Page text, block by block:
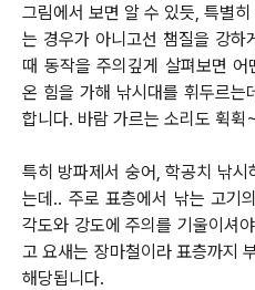
그림에서 보면 알 수 있듯, 특별
는 경우가 아니고선 챔질을 강하
때 동작을 주의깊게 살펴보면
온 힘을 가해 낚시대를 휘두르는
합니다. 바람 가르는 소리도 휙
특히 방파제서 숭어, 학공치 낚
는데.. 주로 표층에서 낚는 고기
각도와 강도에 주의를 기울이셔
고 요새는 장마철이라 표층까지
해당됩니다.